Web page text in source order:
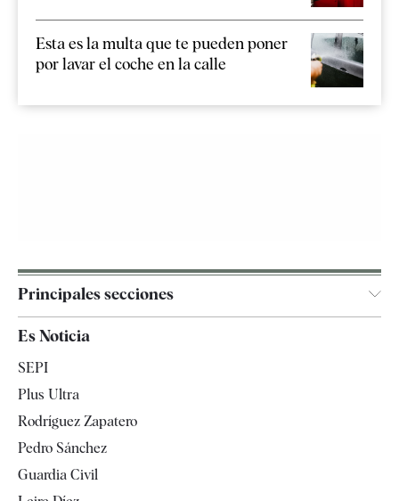
Esta es la multa que te pueden poner
por lavar el coche en la calle
Principales secciones
España
Televisión
Es Noticia
SEPI
Plus Ultra
Rodríguez Zapatero
Pedro Sánchez
Guardia Civil